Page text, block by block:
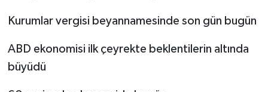
Kurumlar vergisi beyannamesinde son gün bugün
ABD ekonomisi ilk çeyrekte beklentilerin altında
büyüdü